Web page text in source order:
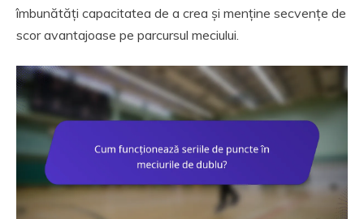
îmbunătăți capacitatea de a crea și menține secvențe de
scor avantajoase pe parcursul meciului.